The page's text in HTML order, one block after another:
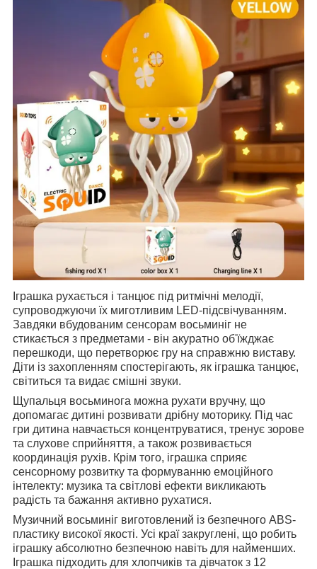
Іграшка рухається і танцює під ритмічні мелодії,
супроводжуючи їх миготливим LED-підсвічуванням.
Завдяки вбудованим сенсорам восьминіг не
стикається з предметами - він акуратно об'їжджає
перешкоди, що перетворює гру на справжню виставу.
Діти із захопленням спостерігають, як іграшка танцює,
світиться та видає смішні звуки.
Щупальця восьминога можна рухати вручну, що
допомагає дитині розвивати дрібну моторику. Під час
гри дитина навчається концентруватися, тренує зорове
та слухове сприйняття, а також розвивається
координація рухів. Крім того, іграшка сприяє
сенсорному розвитку та формуванню емоційного
інтелекту: музика та світлові ефекти викликають
радість та бажання активно рухатися.
Музичний восьминіг виготовлений із безпечного ABS-
пластику високої якості. Усі краї закруглені, що робить
іграшку абсолютно безпечною навіть для найменших.
Іграшка підходить для хлопчиків та дівчаток з 12